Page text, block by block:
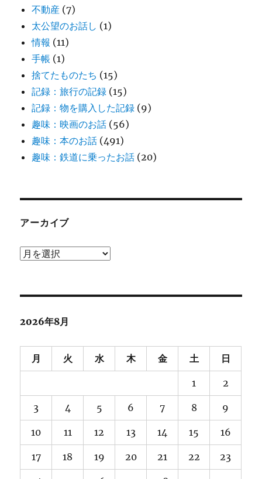
不動産 (7)
太公望のお話し (1)
情報 (11)
手帳 (1)
捨てたものたち (15)
記録：旅行の記録 (15)
記録：物を購入した記録 (9)
趣味：映画のお話 (56)
趣味：本のお話 (491)
趣味：鉄道に乗ったお話 (20)
アーカイブ
ア
ブ
2026年8月
月 火 水 木 金 土 日
1 2
3 4 5 6 7 8 9
10 11 12 13 14 15 16
17 18 19 20 21 22 23